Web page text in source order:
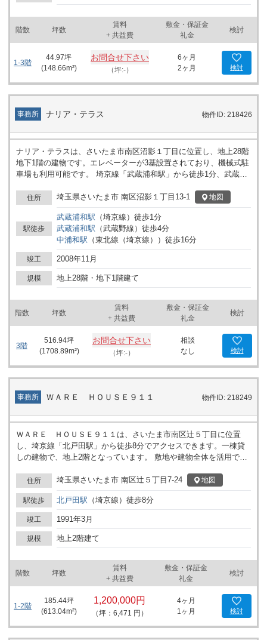
階数 坪数
賃料
+ 共益費
敷金・保証金
礼金
検討
1-3階
44.97坪
(148.66m²)
お問合せ下さい
（坪:-）
6ヶ月
2ヶ月
検討
事務所 ナリア・テラス 物件ID: 218426
ナリア・テラスは、さいたま市南区沼影１丁目に位置し、地上28階
地下1階の建物です。エレベーターが3基設置されており、機械式駐
車場も利用可能です。 埼京線「武蔵浦和駅」から徒歩1分、武蔵野
整っています。中浦和駅も徒歩圏内にあり、周辺エリアへのアクセ
ス手段が選べます。 公共交通機関を利用した通勤に加え、車での来
訪や荷物搬入も対応しやすい構造です。企業活動の拠点として、
日々の業務運営を支える建物です。
住所 埼玉県さいたま市 南区沼影１丁目13-1 地図
駅徒歩
武蔵浦和駅 （埼京線 ） 徒歩1分
武蔵浦和駅 （武蔵野線 ） 徒歩4分
中浦和駅 （東北線（埼京線） ） 徒歩16分
竣工 2008年11月
規模 地上28階・地下1階建て
階数 坪数
賃料
+ 共益費
敷金・保証金
礼金
検討
3階
516.94坪
(1708.89m²)
お問合せ下さい
（坪:-）
相談
なし
検討
事務所 ＷＡＲＥ ＨＯＵＳＥ９１１ 物件ID: 218249
ＷＡＲＥ ＨＯＵＳＥ９１１は、さいたま市南区辻５丁目に位置
し、埼京線「北戸田駅」から徒歩8分でアクセスできます。一棟貸
しの建物で、地上2階となっています。 敷地や建物全体を活用でき
を柔軟に検討いただけます。周辺は住宅や事業所が混在するエリア
で、落ち着いた環境です。
住所 埼玉県さいたま市 南区辻５丁目7-24 地図
駅徒歩 北戸田駅 （埼京線 ） 徒歩8分
竣工 1991年3月
規模 地上2階建て
階数 坪数
賃料
+ 共益費
敷金・保証金
礼金
検討
1-2階
185.44坪
(613.04m²)
1,200,000円
（坪：6,471 円）
4ヶ月
1ヶ月
検討